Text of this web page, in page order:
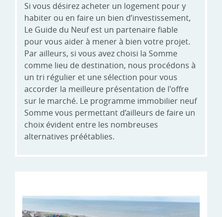
Si vous désirez acheter un logement pour y
habiter ou en faire un bien d’investissement,
Le Guide du Neuf est un partenaire fiable
pour vous aider à mener à bien votre projet.
Par ailleurs, si vous avez choisi la Somme
comme lieu de destination, nous procédons à
un tri régulier et une sélection pour vous
accorder la meilleure présentation de l'offre
sur le marché. Le programme immobilier neuf
Somme vous permettant d’ailleurs de faire un
choix évident entre les nombreuses
alternatives préétablies.